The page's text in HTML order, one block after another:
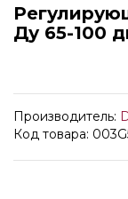
Ду 65-100
Производитель:
Код товара: